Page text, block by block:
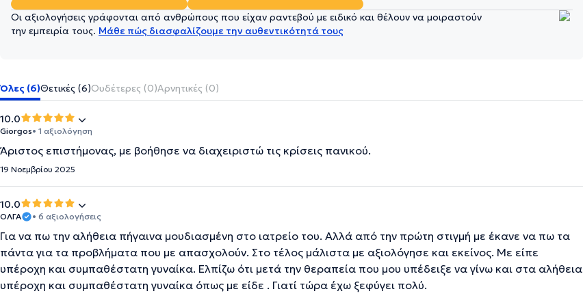
Οι αξιολογήσεις γράφονται από ανθρώπους που είχαν ραντεβού με ειδικό και θέλουν να μοιραστούν
την εμπειρία τους. Μάθε πώς διασφαλίζουμε την αυθεντικότητά τους
Όλες (6)Θετικές (6)Ουδέτερες (0)Αρνητικές (0)
10.0
Giorgos• 1 αξιολόγηση
Άριστος επιστήμονας, με βοήθησε να διαχειριστώ τις κρίσεις πανικού.
19 Νοεμβρίου 2025
10.0
ΟΛΓΑ • 6 αξιολογήσεις
Για να πω την αλήθεια πήγαινα μουδιασμένη στο ιατρείο του. Αλλά από την πρώτη στιγμή με έκανε να πω τα
πάντα για τα προβλήματα που με απασχολούν. Στο τέλος μάλιστα με αξιολόγησε και εκείνος. Με είπε
υπέροχη και συμπαθέστατη γυναίκα. Ελπίζω ότι μετά την θεραπεία που μου υπέδειξε να γίνω και στα αλήθεια
υπέροχη και συμπαθέστατη γυναίκα όπως με είδε . Γιατί τώρα έχω ξεφύγει πολύ.